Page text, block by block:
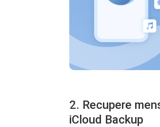
2. Recupere
iCloud Backup